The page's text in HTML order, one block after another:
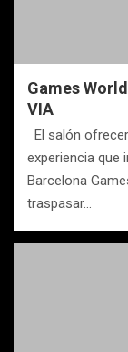
Games
VIA
El salón
experiencia que
Barcelona
traspasar…